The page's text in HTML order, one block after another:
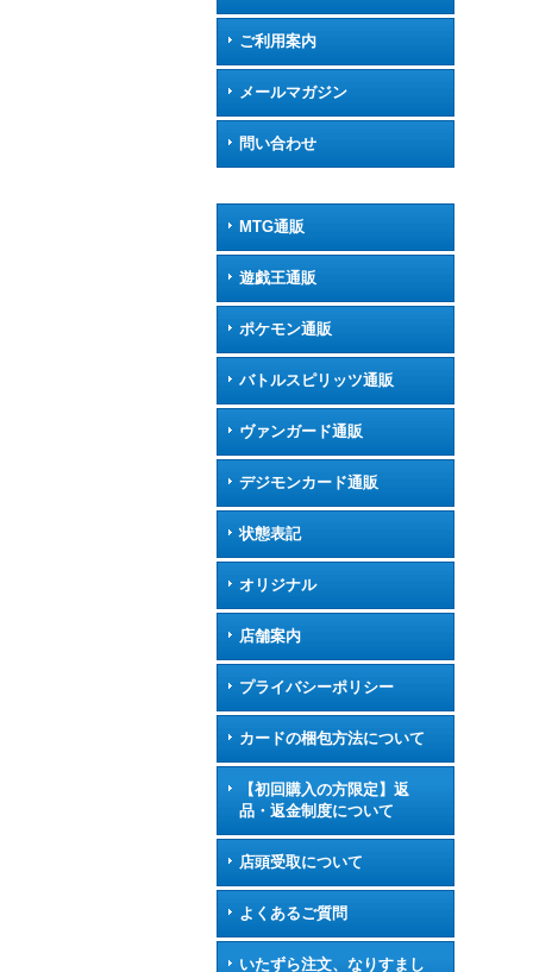
ご利用案内
メールマガジン
問い合わせ
MTG通販
遊戯王通販
ポケモン通販
バトルスピリッツ通販
ヴァンガード通販
デジモンカード通販
状態表記
オリジナル
店舗案内
プライバシーポリシー
カードの梱包方法について
【初回購入の方限定】返
品・返金制度について
店頭受取について
よくあるご質問
いたずら注文、なりすまし